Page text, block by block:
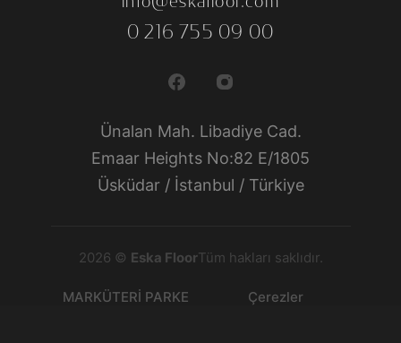
0 216 755 09 00
Ünalan Mah. Libadiye Cad.
Emaar Heights No:82 E/1805
Üsküdar / İstanbul / Türkiye
2026 © Eska FloorTüm hakları saklıdır.
MARKÜTERİ PARKE
Çerezler